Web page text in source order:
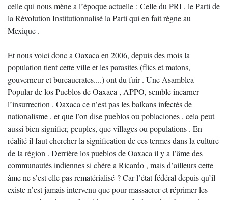
celle qui nous mène a l’époque actuelle : Celle du PRI , le Parti de
la Révolution Institutionnalisé la Parti qui en fait règne au
Mexique .
Et nous voici donc a Oaxaca en 2006, depuis des mois la
population tient cette ville et les parasites (flics et matons,
gouverneur et bureaucrates....) ont du fuir . Une Asamblea
Popular de los Pueblos de Oaxaca , APPO, semble incarner
l’insurrection . Oaxaca ce n’est pas les balkans infectés de
nationalisme , et que l’on dise pueblos ou poblaciones , cela peut
aussi bien signifier, peuples, que villages ou populations . En
réalité il faut chercher la signification de ces termes dans la culture
de la région . Derrière los pueblos de Oaxaca il y a l’âme des
communautés indiennes si chére a Ricardo , mais d’ailleurs cette
âme ne s’est elle pas rematérialisé ? Car l’état fédéral depuis qu’il
existe n’est jamais intervenu que pour massacrer et réprimer les